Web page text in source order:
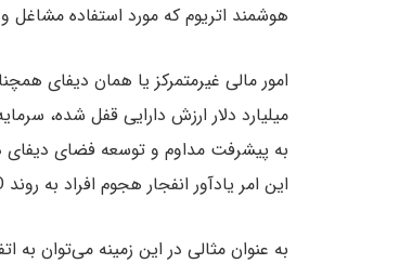
هوشمند اتریوم که مورد استفاده
میلیارد دلار ارزش دارایی قفل شده،
به پیشرفت مداوم و توسعه فضای دیفای
این امر یادآور انفجار هجوم افراد به روند ICO سال ۲۰۱۷ و پیامدهای بعدی آن است.